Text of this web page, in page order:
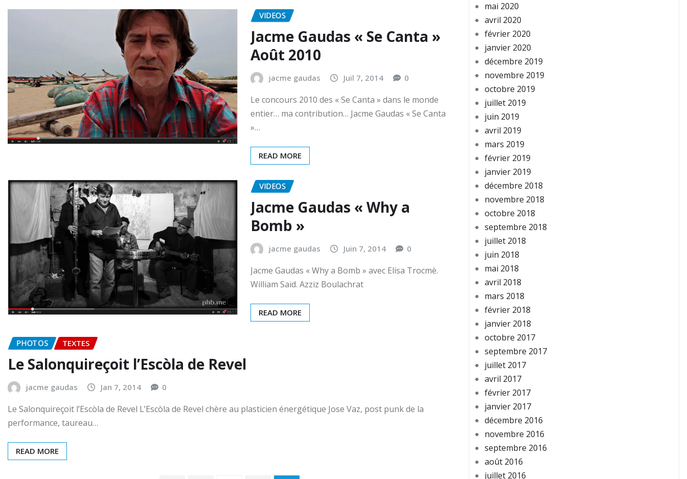
VIDEOS
Jacme Gaudas « Se Canta »
Août 2010
jacme gaudas Juil 7, 2014 0
Le concours 2010 des « Se Canta » dans le monde
entier… ma contribution… Jacme Gaudas « Se Canta
»…
READ MORE
VIDEOS
Jacme Gaudas « Why a
Bomb »
jacme gaudas Juin 7, 2014 0
Jacme Gaudas « Why a Bomb » avec Elisa Trocmè.
William Saïd. Azziz Boulachrat
READ MORE
PHOTOS TEXTES
Le Salonquireçoit l’Escòla de Revel
jacme gaudas Jan 7, 2014 0
Le Salonquireçoit l’Escòla de Revel L’Escòla de Revel chère au plasticien énergétique Jose Vaz, post punk de la
performance, taureau…
READ MORE
mai 2020
avril 2020
février 2020
janvier 2020
décembre 2019
novembre 2019
octobre 2019
juillet 2019
juin 2019
avril 2019
mars 2019
février 2019
janvier 2019
décembre 2018
novembre 2018
octobre 2018
septembre 2018
juillet 2018
juin 2018
mai 2018
avril 2018
mars 2018
février 2018
janvier 2018
octobre 2017
septembre 2017
juillet 2017
avril 2017
février 2017
janvier 2017
décembre 2016
novembre 2016
septembre 2016
août 2016
juillet 2016